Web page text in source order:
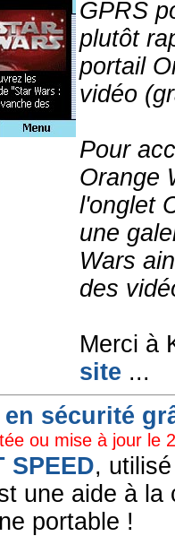
GPRS
plutôt
portail
vidéo
Pour
Orange
l'onglet
une
Wars
des
Merci à
site ...
sécurité
ou mise à jour le
SPEED,
une aide à la
portable !